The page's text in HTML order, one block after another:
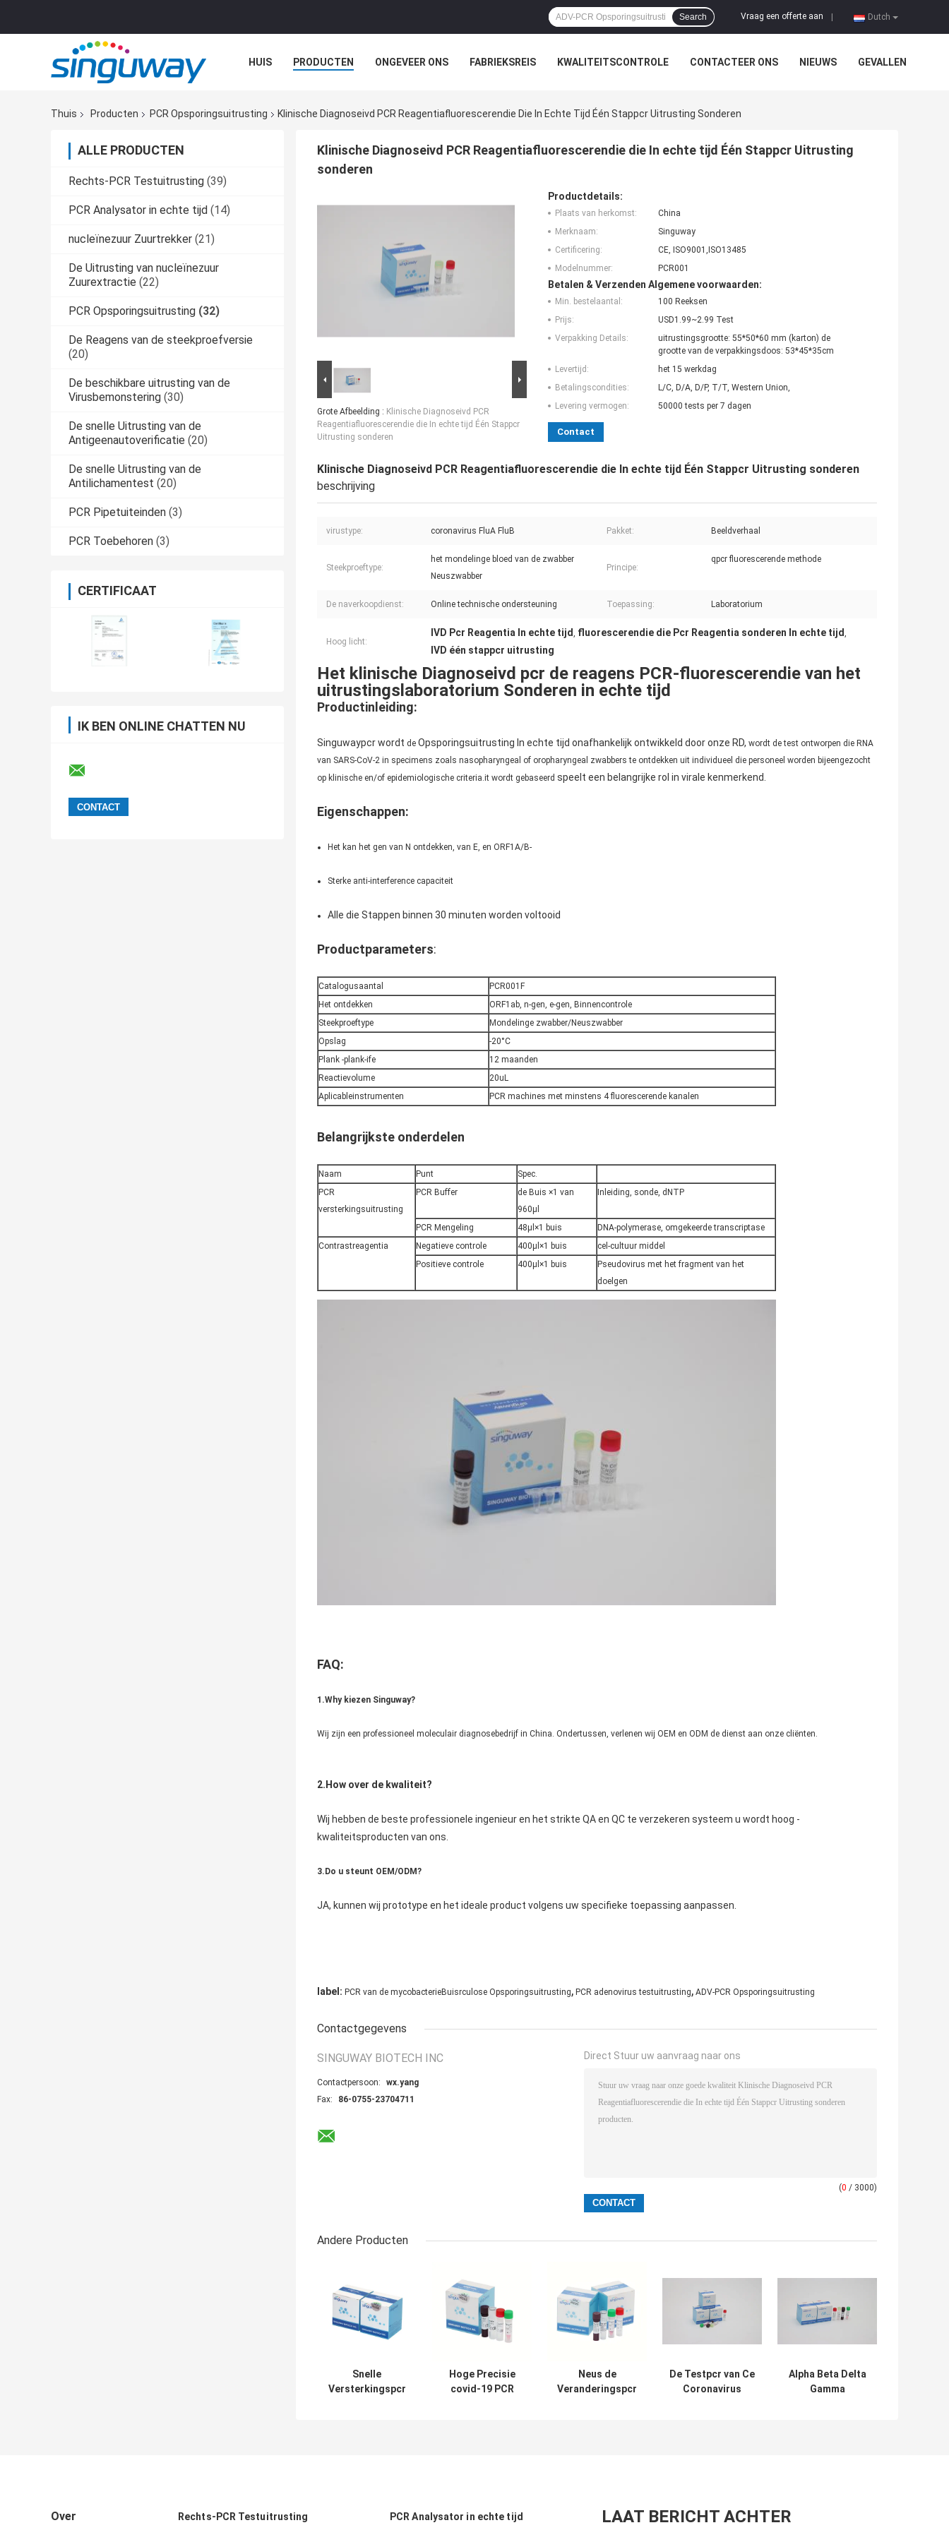
Dutch
Vraag een offerte aan
Search
HUIS PRODUCTEN ONGEVEER ONS FABRIEKSREIS KWALITEITSCONTROLE CONTACTEER ONS NIEUWS GEVALLEN
Thuis Producten PCR Opsporingsuitrusting Klinische Diagnoseivd PCR Reagentiafluorescerendie Die In Echte Tijd Één Stappcr Uitrusting Sonderen
ALLE PRODUCTEN
Rechts-PCR Testuitrusting (39)
PCR Analysator in echte tijd (14)
nucleïnezuur Zuurtrekker (21)
De Uitrusting van nucleïnezuur
Zuurextractie (22)
PCR Opsporingsuitrusting (32)
De Reagens van de steekproefversie
(20)
De beschikbare uitrusting van de
Virusbemonstering (30)
De snelle Uitrusting van de
Antigeenautoverificatie (20)
De snelle Uitrusting van de
Antilichamentest (20)
PCR Pipetuiteinden (3)
PCR Toebehoren (3)
CERTIFICAAT
IK BEN ONLINE CHATTEN NU
Klinische Diagnoseivd PCR Reagentiafluorescerendie die In echte tijd Één Stappcr Uitrusting
sonderen
Grote Afbeelding : Klinische Diagnoseivd PCR
Reagentiafluorescerendie die In echte tijd Één Stappcr
Uitrusting sonderen
Productdetails:
Plaats van herkomst:
China
Merknaam:
Singuway
Certificering:
CE, ISO9001,ISO13485
Modelnummer:
PCR001
Betalen & Verzenden Algemene voorwaarden:
Min. bestelaantal:
100 Reeksen
Prijs:
USD1.99~2.99 Test
Verpakking Details:
uitrustingsgrootte: 55*50*60 mm (karton) de
grootte van de verpakkingsdoos: 53*45*35cm
Levertijd:
het 15 werkdag
Betalingscondities:
L/C, D/A, D/P, T/T, Western Union,
Levering vermogen:
50000 tests per 7 dagen
Contact
Klinische Diagnoseivd PCR Reagentiafluorescerendie die In echte tijd Één Stappcr Uitrusting sonderen
beschrijving
virustype: coronavirus FluA FluB Pakket: Beeldverhaal
Steekproeftype:
het mondelinge bloed van de zwabber
Neuszwabber
Principe:
qpcr fluorescerende methode
De naverkoopdienst: Online technische ondersteuning Toepassing: Laboratorium
Hoog licht:
IVD Pcr Reagentia In echte tijd, fluorescerendie die Pcr Reagentia sonderen In echte tijd,
IVD één stappcr uitrusting
Het klinische Diagnoseivd pcr de reagens PCR-fluorescerendie van het
uitrustingslaboratorium Sonderen in echte tijd
Productinleiding:
Singuwaypcr wordt de Opsporingsuitrusting In echte tijd onafhankelijk ontwikkeld door onze RD, wordt de test ontworpen die RNA
van SARS-CoV-2 in specimens zoals nasopharyngeal of oropharyngeal zwabbers te ontdekken uit individueel die personeel worden bijeengezocht
op klinische en/of epidemiologische criteria.it wordt gebaseerd speelt een belangrijke rol in virale kenmerkend.
Eigenschappen:
Het kan het gen van N ontdekken, van E, en ORF1A/B-
Sterke anti-interference capaciteit
Alle die Stappen binnen 30 minuten worden voltooid
Productparameters:
Catalogusaantal
PCR001F
Het ontdekken
ORF1ab, n-gen, e-gen, Binnencontrole
Steekproeftype
Mondelinge zwabber/Neuszwabber
Opslag
-20°C
Plank -plank-ife
12 maanden
Reactievolume
20uL
Aplicableinstrumenten
PCR machines met minstens 4 fluorescerende kanalen
Belangrijkste onderdelen
Naam Punt
Spec.
PCR
versterkingsuitrusting
PCR Buffer
de Buis ×1 van
960μl
Inleiding, sonde, dNTP
PCR Mengeling 48μl×1 buis
DNA-polymerase, omgekeerde transcriptase
Contrastreagentia
Negatieve controle 400μl×1 buis
cel-cultuur middel
Positieve controle
400μl×1 buis
Pseudovirus met het fragment van het
doelgen
FAQ:
1.Why kiezen Singuway?
Wij zijn een professioneel moleculair diagnosebedrijf in China. Ondertussen, verlenen wij OEM en ODM de dienst aan onze cliënten.
2.How over de kwaliteit?
Wij hebben de beste professionele ingenieur en het strikte QA en QC te verzekeren systeem u wordt hoog -
kwaliteitsproducten van ons.
3.Do u steunt OEM/ODM?
JA, kunnen wij prototype en het ideale product volgens uw specifieke toepassing aanpassen.
label: PCR van de mycobacterieBuisrculose Opsporingsuitrusting, PCR adenovirus testuitrusting, ADV-PCR Opsporingsuitrusting
Contactgegevens
SINGUWAY BIOTECH INC
Contactpersoon:
wx.yang
Fax:
86-0755-23704711
Direct Stuur uw aanvraag naar ons
(0 / 3000)
Andere Producten
Snelle
Versterkingspcr
Hoge Precisie
covid-19 PCR
Neus de
Veranderingspcr
De Testpcr van Ce
Coronavirus
Alpha Beta Delta
Gamma
Over Rechts-PCR Testuitrusting PCR Analysator in echte tijd LAAT BERICHT ACHTER